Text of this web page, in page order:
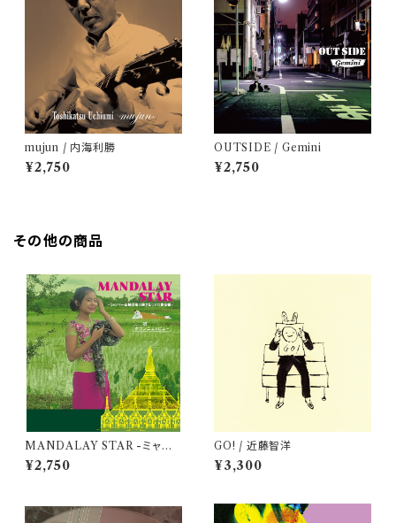
mujun / 内海利勝
¥2,750
OUTSIDE / Gemini
¥2,750
その他の商品
MANDALAY STAR -ミャン
マー民族音楽の旅で見つけた黄
金郷- / ポウンニェッピュー
¥2,750
GO! / 近藤智洋
¥3,300